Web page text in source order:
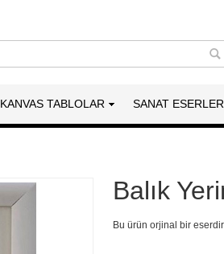
KANVAS TABLOLAR SANAT
Balık
Bu ürün orjinal bir